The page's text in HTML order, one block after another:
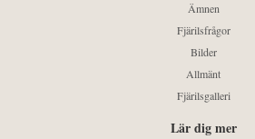
Ämnen
Fjärilsfrågor
Bilder
Allmänt
Fjärilsgalleri
Lär dig mer